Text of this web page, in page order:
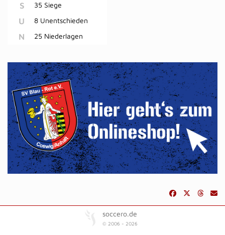
S 35 Siege
U 8 Unentschieden
N 25 Niederlagen
soccero.de
© 2006 - 2026